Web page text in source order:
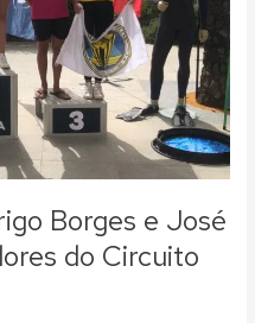
Borges e José
do Circuito